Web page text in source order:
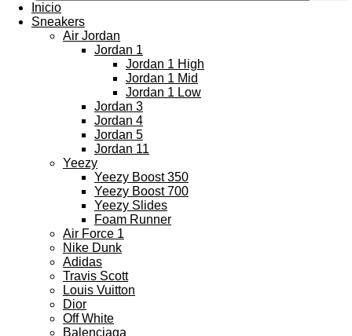
Inicio
Sneakers
Air Jordan
Jordan 1
Jordan 1 High
Jordan 1 Mid
Jordan 1 Low
Jordan 3
Jordan 4
Jordan 5
Jordan 11
Yeezy
Yeezy Boost 350
Yeezy Boost 700
Yeezy Slides
Foam Runner
Air Force 1
Nike Dunk
Adidas
Travis Scott
Louis Vuitton
Dior
Off White
Balenciaga